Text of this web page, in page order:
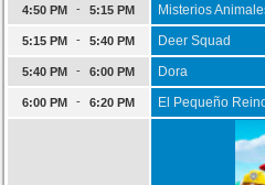
4:50 PM - 5:15 PM Misterios
5:15 PM - 5:40 PM Deer Squad
5:40 PM - 6:00 PM Dora
6:00 PM - 6:20 PM El Pequeño